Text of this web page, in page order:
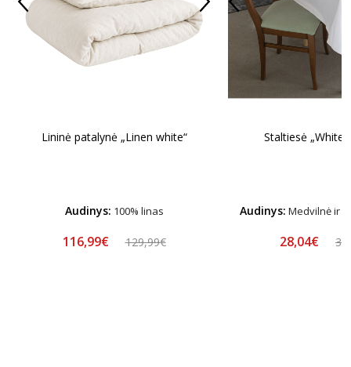
Lininė patalynė „Linen white“
Audinys: 100% linas
116,99€ 129,99€
Staltiesė „White
Audinys: Medvilnė ir
28,04€